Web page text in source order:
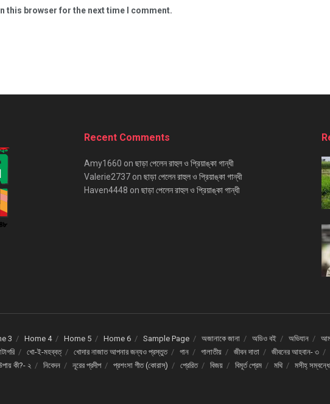
this browser for the next time I comment.
Recent Comments
Amy1660 on ছাড়া পেলেন রাহুল ও প্রিয়াঙ্কা গান্ধী
Valerie2737 on ছাড়া পেলেন রাহুল ও প্রিয়াঙ্কা গান্ধী
Haven4448 on ছাড়া পেলেন রাহুল ও প্রিয়াঙ্কা গান্ধী
3 Home 4 Home 5 Home 6 Sample Page অজানাকে জানা অডিও বই অভিযান
খো-ই-মহব্বত্ খোদার নাজাত আপনার জন্যও প্রস্তুত গান গালাতীয় জীবন দাতা জীবনের আহবান- ৩
কী?- ২ নিবেদন নূরের প্রদীপ প্রশংসা গীত (কোরাস্) প্রেরিত বিজয় বিমূর্ত প্রেম মথি মসীহ্